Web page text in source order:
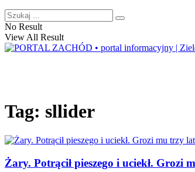
No Result
View All Result
Tag: sllider
Żary. Potrącił pieszego i uciekł. Grozi